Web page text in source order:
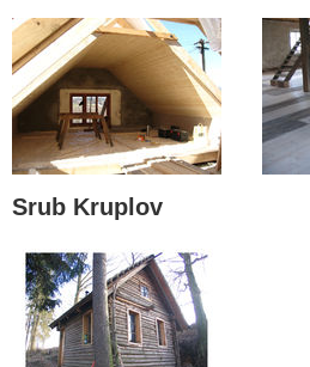
Srub Kruplov